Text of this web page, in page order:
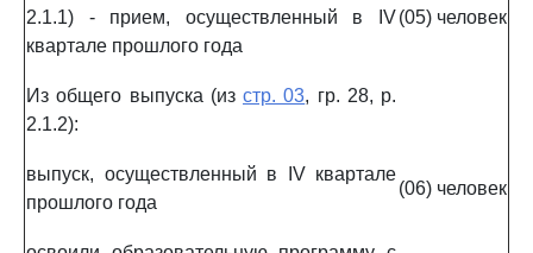
2.1.1) - прием, осуществленный в IV
квартале прошлого года
(05) человек
Из общего выпуска (из стр. 03, гр. 28, р.
2.1.2):
выпуск, осуществленный в IV квартале
прошлого года
(06) человек